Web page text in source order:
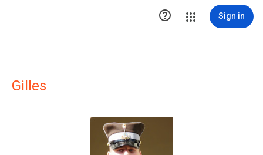
 Sign in
Gilles